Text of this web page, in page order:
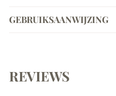
GEBRUIKSAANWIJZING
REVIEWS